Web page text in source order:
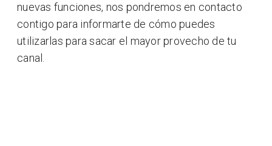
nuevas funciones, nos pondremos en contacto
contigo para informarte de cómo puedes
utilizarlas para sacar el mayor provecho de tu
canal.